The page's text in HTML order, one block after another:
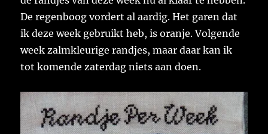
De regenboog vordert al aardig. Het garen dat
ik deze week gebruikt heb, is oranje. Volgende
week zalmkleurige randjes, maar daar kan ik
tot komende zaterdag niets aan doen.